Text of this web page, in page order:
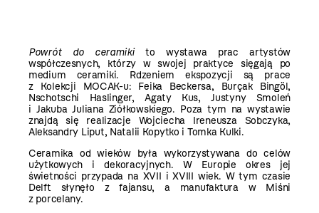
Powrót do ceramikito wystawa prac artystów
współczesnych, którzy w swojej praktyce sięgają po
medium ceramiki. Rdzeniem ekspozycji są prace
z Kolekcji MOCAK-u: Feika Beckersa, Burçak Bingöl,
Nschotschi Haslinger, Agaty Kus, Justyny Smoleń
i Jakuba Juliana Ziółkowskiego. Poza tym na wystawie
znajdą się realizacje Wojciecha Ireneusza Sobczyka,
Aleksandry Liput, Natalii Kopytko i Tomka Kulki.
Ceramika od wieków była wykorzystywana do celów
użytkowych i dekoracyjnych. W Europie okres jej
świetności przypada na XVII i XVIII wiek. W tym czasie
Delft słynęło z fajansu, a manufaktura w Miśni
z porcelany.